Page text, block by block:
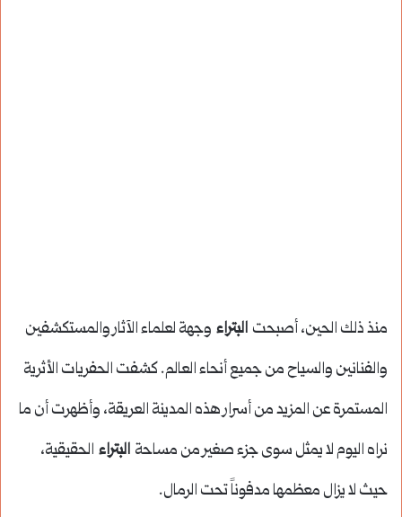
منذ ذلك الحين، أصبحت البتراء وجهة لعلماء الآثار والمستكشفين
والفنانين والسياح من جميع أنحاء العالم. كشفت الحفريات الأثرية
المستمرة عن المزيد من أسرار هذه المدينة العريقة، وأظهرت أن ما
نراه اليوم لا يمثل سوى جزء صغير من مساحة البتراء الحقيقية،
حيث لا يزال معظمها مدفوناً تحت الرمال.